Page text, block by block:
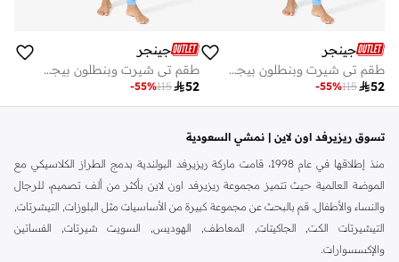
جينجر
طقم تي شيرت وبنطلون بيجامة برسومات
52
115
-55%
جينجر
طقم تي شيرت وبنطلون بيجامة برسومات
52
115
-55%
تسوق ريزيرفد اون لاين | نمشي السعودية
منذ إطلاقها في عام 1998، قامت ماركة ريزيرفد البولندية بدمج الطراز الكلاسيكي مع
الموضة العالمية حيث تتميز مجموعة ريزيرفد اون لاين بأكثر من ألف تصميم، للرجال
والنساء والأطفال. قم بالبحث عن مجموعة كبيرة من الأساسيات مثل البلوزات, التيشرتات,
التيشيرتات الكت, الجاكيتات, المعاطف, الهوديس, السويت شيرتات, الفساتين
والإكسسوارات.